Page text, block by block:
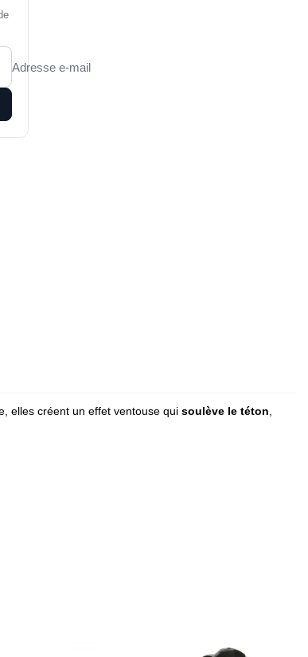
Adresse e-mail
elles créent un effet ventouse qui soulève le téton